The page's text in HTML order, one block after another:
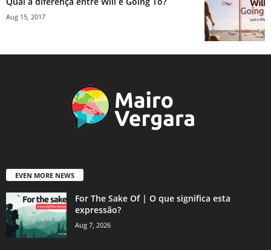
Aug 15, 2017
EVEN MORE NEWS
For The Sake Of | O que significa esta
expressão?
Aug 7, 2026